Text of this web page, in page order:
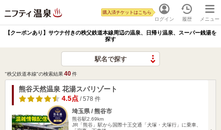
ログイン
購入済チケットはこちら
履歴 メニュー
【クーポンあり】サウナ付きの秩父鉄道本線周辺の温泉、日帰り温泉、スーパー銭湯を
探す
駅名で探す
"秩父鉄道本線"の検索結果40件
熊谷天然温泉 花湯スパリゾート
4.5点 / 578 件
埼玉県 / 熊谷市
熊谷駅2.69km
JR「熊谷」駅から国際十王交通「犬塚・犬塚行」に乗車、